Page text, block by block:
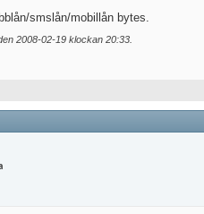
smslån/mobillån bytes.
2008-02-19 klockan 20:33